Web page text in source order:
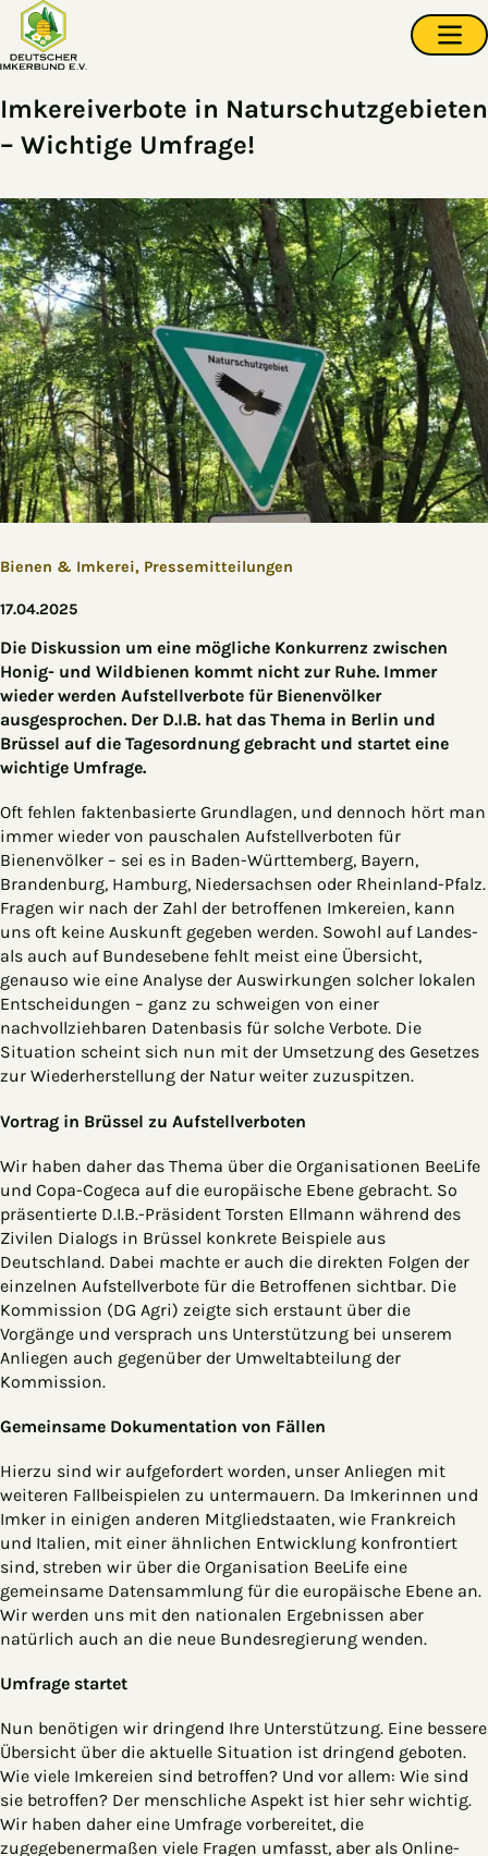
Zum Hauptinhalt springen
Imkereiverbote in Naturschutzgebieten
– Wichtige Umfrage!
Bienen & Imkerei, Pressemitteilungen
17.04.2025
Die Diskussion um eine mögliche Konkurrenz zwischen
Honig- und Wildbienen kommt nicht zur Ruhe. Immer
wieder werden Aufstellverbote für Bienenvölker
ausgesprochen. Der D.I.B. hat das Thema in Berlin und
Brüssel auf die Tagesordnung gebracht und startet eine
wichtige Umfrage.
Oft fehlen faktenbasierte Grundlagen, und dennoch hört man
immer wieder von pauschalen Aufstellverboten für
Bienenvölker – sei es in Baden-Württemberg, Bayern,
Brandenburg, Hamburg, Niedersachsen oder Rheinland-Pfalz.
Fragen wir nach der Zahl der betroffenen Imkereien, kann
uns oft keine Auskunft gegeben werden. Sowohl auf Landes-
als auch auf Bundesebene fehlt meist eine Übersicht,
genauso wie eine Analyse der Auswirkungen solcher lokalen
Entscheidungen – ganz zu schweigen von einer
nachvollziehbaren Datenbasis für solche Verbote. Die
Situation scheint sich nun mit der Umsetzung des Gesetzes
zur Wiederherstellung der Natur weiter zuzuspitzen.
Vortrag in Brüssel zu Aufstellverboten
Wir haben daher das Thema über die Organisationen BeeLife
und Copa-Cogeca auf die europäische Ebene gebracht. So
präsentierte D.I.B.-Präsident Torsten Ellmann während des
Zivilen Dialogs in Brüssel konkrete Beispiele aus
Deutschland. Dabei machte er auch die direkten Folgen der
einzelnen Aufstellverbote für die Betroffenen sichtbar. Die
Kommission (DG Agri) zeigte sich erstaunt über die
Vorgänge und versprach uns Unterstützung bei unserem
Anliegen auch gegenüber der Umweltabteilung der
Kommission.
Gemeinsame Dokumentation von Fällen
Hierzu sind wir aufgefordert worden, unser Anliegen mit
weiteren Fallbeispielen zu untermauern. Da Imkerinnen und
Imker in einigen anderen Mitgliedstaaten, wie Frankreich
und Italien, mit einer ähnlichen Entwicklung konfrontiert
sind, streben wir über die Organisation BeeLife eine
gemeinsame Datensammlung für die europäische Ebene an.
Wir werden uns mit den nationalen Ergebnissen aber
natürlich auch an die neue Bundesregierung wenden.
Umfrage startet
Nun benötigen wir dringend Ihre Unterstützung. Eine bessere
Übersicht über die aktuelle Situation ist dringend geboten.
Wie viele Imkereien sind betroffen? Und vor allem: Wie sind
sie betroffen? Der menschliche Aspekt ist hier sehr wichtig.
Wir haben daher eine Umfrage vorbereitet, die
zugegebenermaßen viele Fragen umfasst, aber als Online-